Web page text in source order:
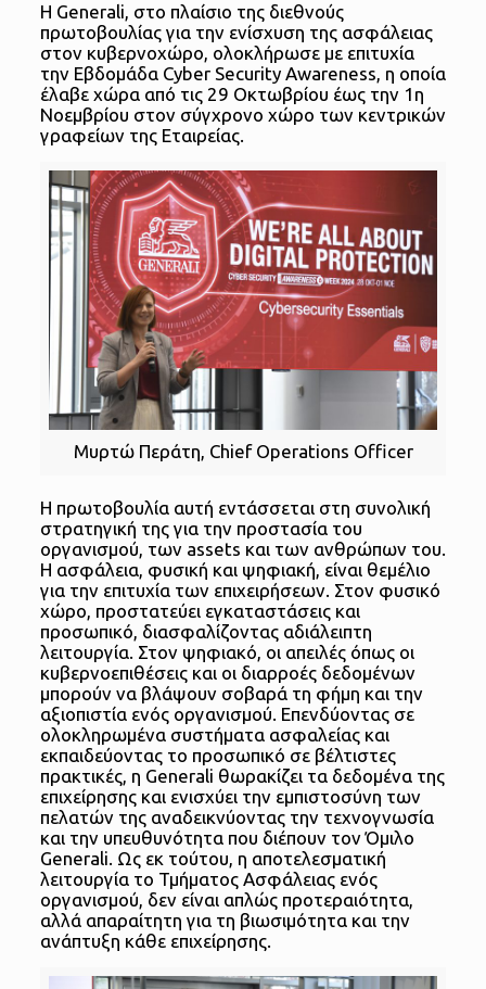
Η Generali, στο πλαίσιο της διεθνούς
πρωτοβουλίας για την ενίσχυση της ασφάλειας
στον κυβερνοχώρο, ολοκλήρωσε με επιτυχία
την Εβδομάδα Cyber Security Awareness, η οποία
έλαβε χώρα από τις 29 Οκτωβρίου έως την 1η
Νοεμβρίου στον σύγχρονο χώρο των κεντρικών
γραφείων της Εταιρείας.
Μυρτώ Περάτη, Chief Operations Officer
Η πρωτοβουλία αυτή εντάσσεται στη συνολική
στρατηγική της για την προστασία του
οργανισμού, των assets και των ανθρώπων του.
Η ασφάλεια, φυσική και ψηφιακή, είναι θεμέλιο
για την επιτυχία των επιχειρήσεων. Στον φυσικό
χώρο, προστατεύει εγκαταστάσεις και
προσωπικό, διασφαλίζοντας αδιάλειπτη
λειτουργία. Στον ψηφιακό, οι απειλές όπως οι
κυβερνοεπιθέσεις και οι διαρροές δεδομένων
μπορούν να βλάψουν σοβαρά τη φήμη και την
αξιοπιστία ενός οργανισμού. Επενδύοντας σε
ολοκληρωμένα συστήματα ασφαλείας και
εκπαιδεύοντας το προσωπικό σε βέλτιστες
πρακτικές, η Generali θωρακίζει τα δεδομένα της
επιχείρησης και ενισχύει την εμπιστοσύνη των
πελατών της αναδεικνύοντας την τεχνογνωσία
και την υπευθυνότητα που διέπουν τον Όμιλο
Generali. Ως εκ τούτου, η αποτελεσματική
λειτουργία το Τμήματος Ασφάλειας ενός
οργανισμού, δεν είναι απλώς προτεραιότητα,
αλλά απαραίτητη για τη βιωσιμότητα και την
ανάπτυξη κάθε επιχείρησης.